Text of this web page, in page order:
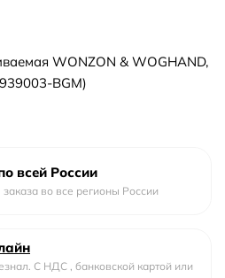
WONZON & WOGHAND,
BGM)
всей России
во все регионы России
С НДС , банковской картой или